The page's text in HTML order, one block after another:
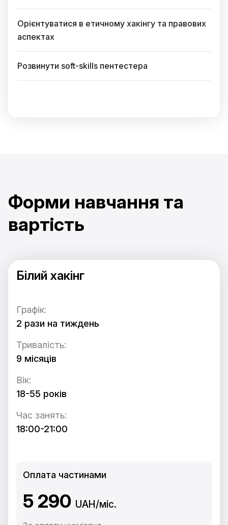
Орієнтуватися в етичному хакінгу та правових
аспектах
Розвинути soft-skills пентестера
Форми навчання та
вартість
Білий хакінг
Графік:
2 рази на тиждень
Тривалість:
9 місяців
Вік:
18-55 років
Час занять:
18:00-21:00
Оплата частинами
5 290 UAH/міс.